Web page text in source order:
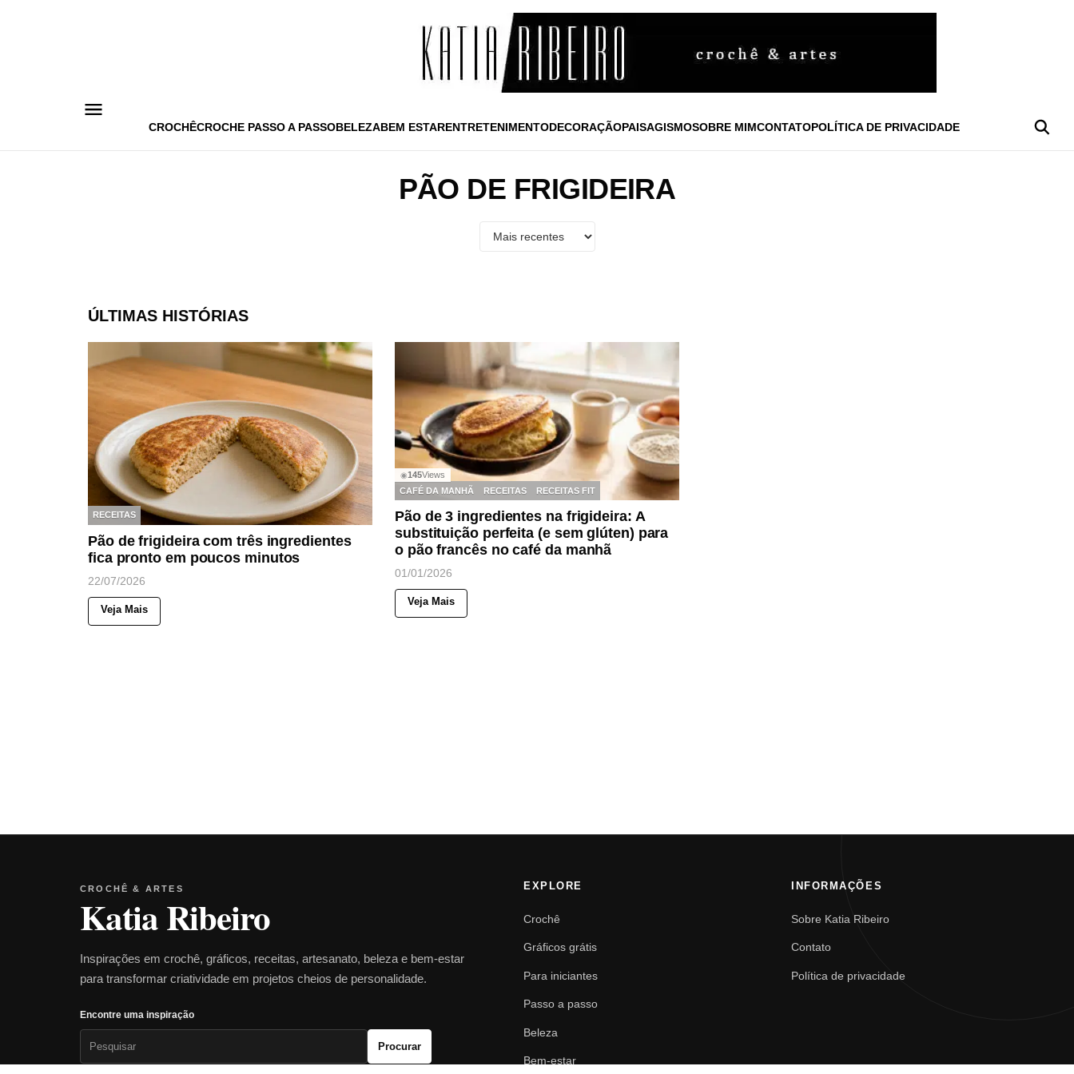
CROCHÊCROCHE PASSO A PASSOBELEZABEM ESTARENTRETENIMENTODECORAÇÃOPAISAGISMOSOBRE MIMCONTATOPOLÍTICA DE PRIVACIDADE
PÃO DE FRIGIDEIRA
ÚLTIMAS HISTÓRIAS
RECEITAS
Pão de frigideira com três ingredientes
fica pronto em poucos minutos
22/07/2026
Veja Mais
◉145Views
CAFÉ DA MANHÃ
RECEITAS RECEITAS FIT
Pão de 3 ingredientes na frigideira: A
substituição perfeita (e sem glúten) para
o pão francês no café da manhã
01/01/2026
Veja Mais
CROCHÊ & ARTES
Katia Ribeiro
Inspirações em crochê, gráficos, receitas, artesanato, beleza e bem-estar
para transformar criatividade em projetos cheios de personalidade.
Encontre uma inspiração
Procurar
EXPLORE
Crochê
Gráficos grátis
Para iniciantes
Passo a passo
Beleza
Bem-estar
INFORMAÇÕES
Sobre Katia Ribeiro
Contato
Política de privacidade